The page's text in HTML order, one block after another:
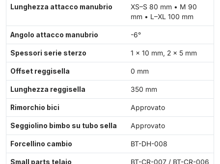
Lunghezza attacco manubrio
XS–S 80 mm • M 90
mm • L–XL 100 mm
Angolo attacco manubrio -6°
Spessori serie sterzo 1 × 10 mm, 2 × 5 mm
Offset reggisella 0 mm
Lunghezza reggisella 350 mm
Rimorchio bici Approvato
Seggiolino bimbo su tubo sella Approvato
Forcellino cambio BT-DH-008
Small parts telaio BT-CR-007 / BT-CR-006